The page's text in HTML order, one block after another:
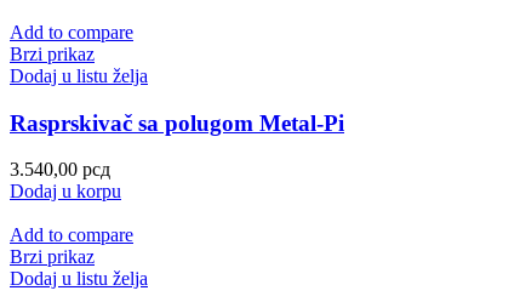
Add to compare
Brzi prikaz
Dodaj u listu želja
Rasprskivač sa polugom Metal-Pi
3.540,00 рсд
Dodaj u korpu
Add to compare
Brzi prikaz
Dodaj u listu želja